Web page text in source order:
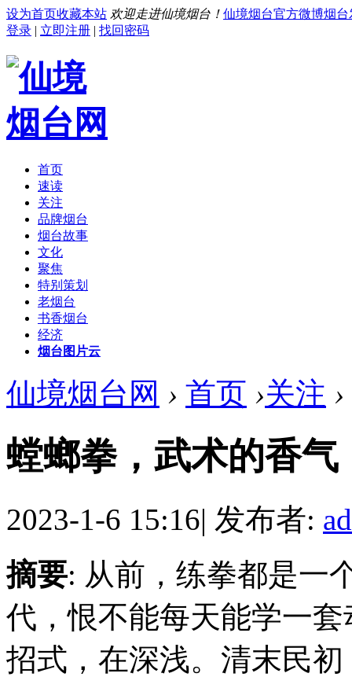
设为首页收藏本站 欢迎走进仙境烟台！ 仙境烟台官方微博烟台
登录 | 立即注册 | 找回密码
首页
速读
关注
品牌烟台
烟台故事
文化
聚焦
特别策划
老烟台
书香烟台
经济
烟台图片云
仙境烟台网 › 首页 ›关注 ›
螳螂拳，武术的香气
2023-1-6 15:16| 发布者:
摘要: 从前，练拳都是一
代，恨不能每天能学一
招式，在深浅。清末民